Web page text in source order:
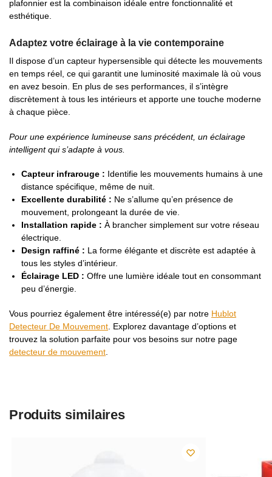
plafonnier est la combinaison idéale entre fonctionnalité et
esthétique.
Adaptez votre éclairage à la vie contemporaine
Il dispose d’un capteur hypersensible qui détecte les mouvements
en temps réel, ce qui garantit une luminosité maximale là où vous
en avez besoin. En plus de ses performances, il s’intègre
discrètement à tous les intérieurs et apporte une touche moderne
à chaque pièce.
Pour une expérience lumineuse sans précédent, un éclairage
intelligent qui s’adapte à vous.
Capteur infrarouge : Identifie les mouvements humains à une
distance spécifique, même de nuit.
Excellente durabilité : Ne s’allume qu’en présence de
mouvement, prolongeant la durée de vie.
Installation rapide : À brancher simplement sur votre réseau
électrique.
Design raffiné : La forme élégante et discrète est adaptée à
tous les styles d’intérieur.
Éclairage LED : Offre une lumière idéale tout en consommant
peu d’énergie.
Vous pourriez également être intéressé(e) par notre Hublot
Detecteur De Mouvement . Explorez davantage d’options et
trouvez la solution parfaite pour vos besoins sur notre page
detecteur de mouvement
Produits similaires